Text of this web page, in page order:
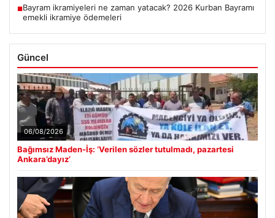
■Bayram ikramiyeleri ne zaman yatacak? 2026 Kurban Bayramı
emekli ikramiye ödemeleri
Güncel
06/08/2026
Bağımsız Maden-İş: ‘Verilen sözler tutulmadı, pazartesi
Ankara’dayız’